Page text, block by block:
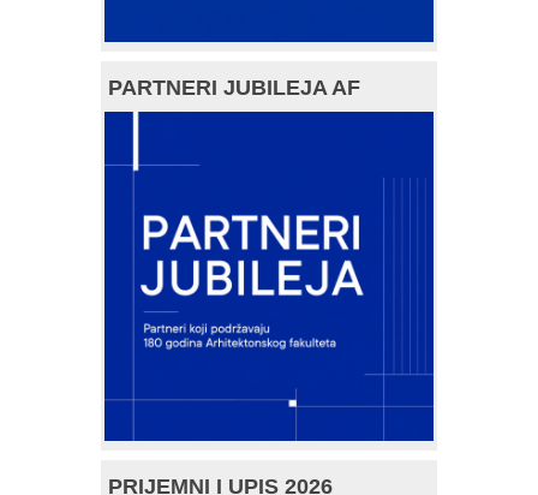
PARTNERI JUBILEJA AF
PRIJEMNI I UPIS 2026